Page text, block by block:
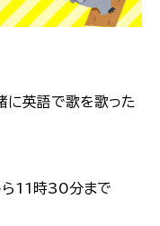
に英語で歌を歌った
11時30分まで